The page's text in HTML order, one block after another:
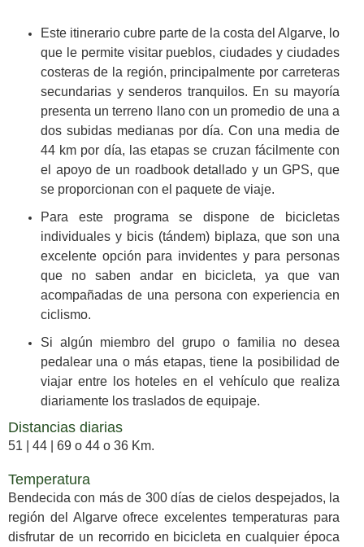
Este itinerario cubre parte de la costa del Algarve, lo
que le permite visitar pueblos, ciudades y ciudades
costeras de la región, principalmente por carreteras
secundarias y senderos tranquilos. En su mayoría
presenta un terreno llano con un promedio de una a
dos subidas medianas por día. Con una media de
44 km por día, las etapas se cruzan fácilmente con
el apoyo de un roadbook detallado y un GPS, que
se proporcionan con el paquete de viaje.
Para este programa se dispone de bicicletas
individuales y bicis (tándem) biplaza, que son una
excelente opción para invidentes y para personas
que no saben andar en bicicleta, ya que van
acompañadas de una persona con experiencia en
ciclismo.
Si algún miembro del grupo o familia no desea
pedalear una o más etapas, tiene la posibilidad de
viajar entre los hoteles en el vehículo que realiza
diariamente los traslados de equipaje.
Distancias diarias
51 | 44 | 69 o 44 o 36 Km.
Temperatura
Bendecida con más de 300 días de cielos despejados, la
región del Algarve ofrece excelentes temperaturas para
disfrutar de un recorrido en bicicleta en cualquier época